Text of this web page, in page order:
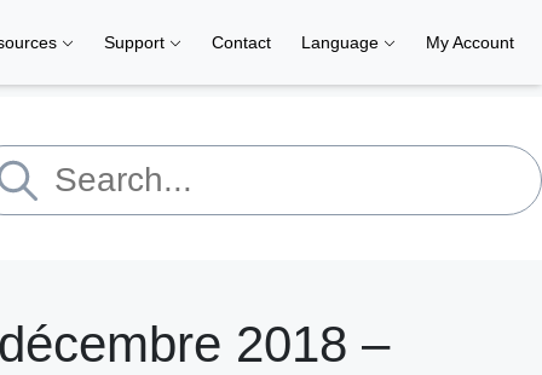
Support Contact Language My Account
2018 –